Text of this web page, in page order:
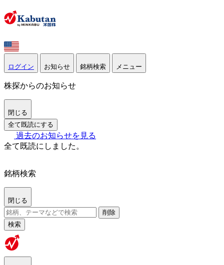
ログイン お知らせ 銘柄検索 メニュー
株探からのお知らせ
閉じる
全て既読にする
過去のお知らせを見る
全て既読にしました。
銘柄検索
閉じる
削除
検索